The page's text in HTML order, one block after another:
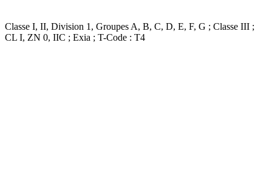
Classe I, II, Division 1, Groupes A, B, C, D, E, F, G ; Classe III ;
CL I, ZN 0, IIC ; Exia ; T-Code : T4